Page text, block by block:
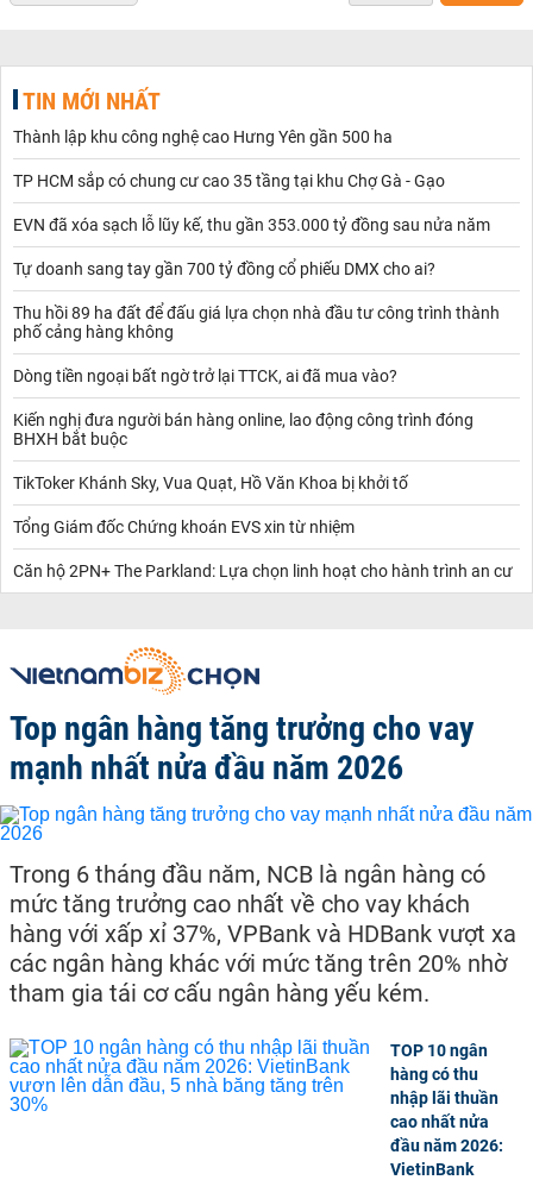
TIN MỚI NHẤT
Thành lập khu công nghệ cao Hưng Yên gần 500 ha
TP HCM sắp có chung cư cao 35 tầng tại khu Chợ Gà - Gạo
EVN đã xóa sạch lỗ lũy kế, thu gần 353.000 tỷ đồng sau nửa năm
Tự doanh sang tay gần 700 tỷ đồng cổ phiếu DMX cho ai?
Thu hồi 89 ha đất để đấu giá lựa chọn nhà đầu tư công trình thành
phố cảng hàng không
Dòng tiền ngoại bất ngờ trở lại TTCK, ai đã mua vào?
Kiến nghị đưa người bán hàng online, lao động công trình đóng
BHXH bắt buộc
TikToker Khánh Sky, Vua Quạt, Hồ Văn Khoa bị khởi tố
Tổng Giám đốc Chứng khoán EVS xin từ nhiệm
Căn hộ 2PN+ The Parkland: Lựa chọn linh hoạt cho hành trình an cư
Top ngân hàng tăng trưởng cho vay
mạnh nhất nửa đầu năm 2026
Trong 6 tháng đầu năm, NCB là ngân hàng có
mức tăng trưởng cao nhất về cho vay khách
hàng với xấp xỉ 37%, VPBank và HDBank vượt xa
các ngân hàng khác với mức tăng trên 20% nhờ
tham gia tái cơ cấu ngân hàng yếu kém.
TOP 10 ngân
hàng có thu
nhập lãi thuần
cao nhất nửa
đầu năm 2026:
VietinBank